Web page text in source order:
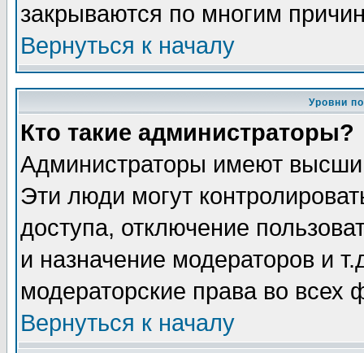
закрываются по многим
Вернуться к началу
Уровни
Кто такие администраторы?
Администраторы имеют
Эти люди могут
доступа, отключение
и назначение модераторов и
модераторские права во всех
Вернуться к началу